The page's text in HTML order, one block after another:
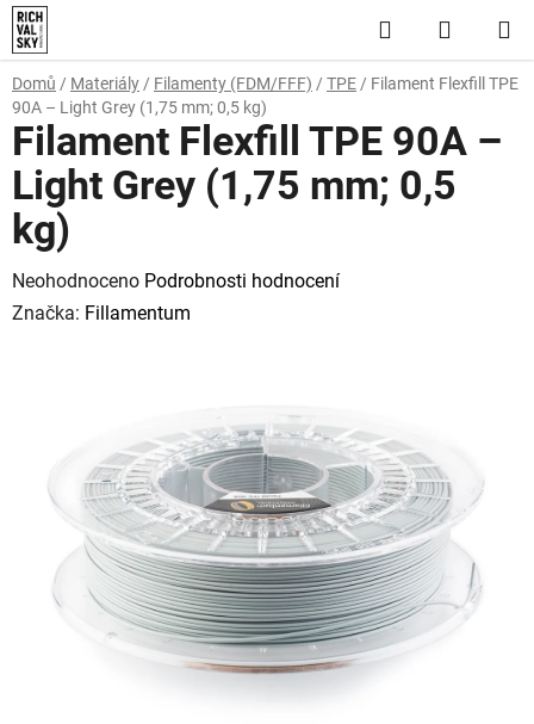
Přejít
na
obsah
Hledat
KOŠÍK
Domů / Materiály / Filamenty (FDM/FFF) / TPE / Filament Flexfill TPE
90A – Light Grey (1,75 mm; 0,5 kg)
Filament Flexfill TPE 90A –
Light Grey (1,75 mm; 0,5
kg)
Průměrné
hodnocení
hvězdiček.
Neohodnoceno Podrobnosti hodnocení
Značka: Fillamentum